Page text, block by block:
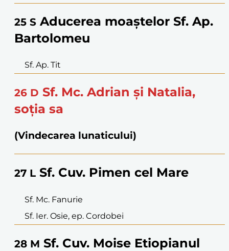
25 S Aducerea moaștelor Sf. Ap.
Bartolomeu
Sf. Ap. Tit
26 D Sf. Mc. Adrian și Natalia,
soția sa
(Vindecarea lunaticului)
27 L Sf. Cuv. Pimen cel Mare
Sf. Mc. Fanurie
Sf. Ier. Osie, ep. Cordobei
28 M Sf. Cuv. Moise Etiopianul